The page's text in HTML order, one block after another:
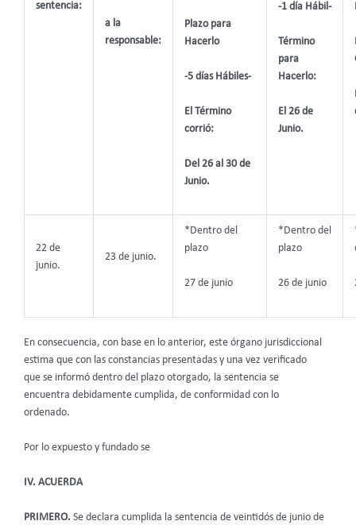
sentencia:
a la
responsable:
Plazo para
Hacerlo
-5 días Hábiles-
El Término
corrió:
Del 26 al 30 de
Junio.
-1 día Hábil-
Término
para
Hacerlo:
El 26 de
Junio.
22 de
junio.
23 de junio.
*Dentro del
plazo
27 de junio
*Dentro del
plazo
26 de junio
En consecuencia, con base en lo anterior, este órgano jurisdiccional
estima que con las constancias presentadas y una vez verificado
que se informó dentro del plazo otorgado, la sentencia se
encuentra debidamente cumplida, de conformidad con lo
ordenado.
Por lo expuesto y fundado se
IV. ACUERDA
PRIMERO. Se declara cumplida la sentencia de veintidós de junio de